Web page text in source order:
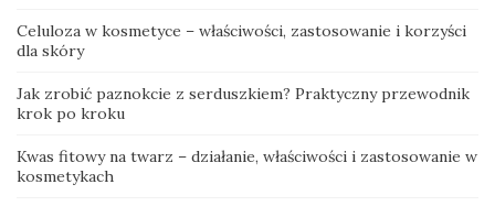
Celuloza w kosmetyce – właściwości, zastosowanie i korzyści
dla skóry
Jak zrobić paznokcie z serduszkiem? Praktyczny przewodnik
krok po kroku
Kwas fitowy na twarz – działanie, właściwości i zastosowanie w
kosmetykach